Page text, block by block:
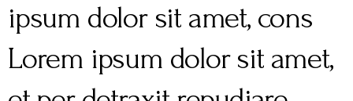
ipsum dolor sit amet, cons
Lorem ipsum dolor sit amet,